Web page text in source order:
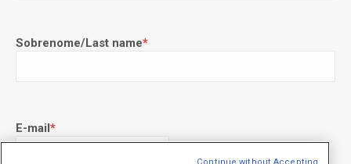
Sobrenome/Last name*
E-mail*
Continue without Accepting